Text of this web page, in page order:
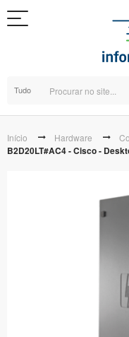
Tudo
Início Hardware
B2D20LT#AC4 - Cisco -